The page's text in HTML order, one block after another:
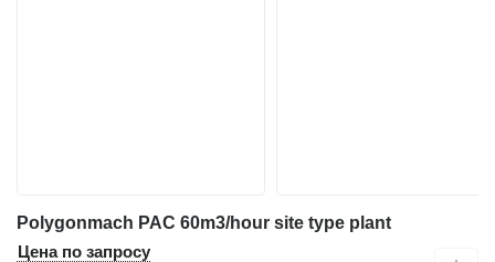
Polygonmach PAC 60m3/hour site type plant
Цена по запросу